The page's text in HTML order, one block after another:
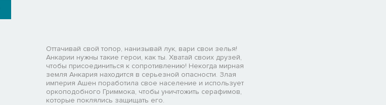
Оттачивай свой топор, нанизывай лук, вари свои зелья!
Анкарии нужны такие герои, как ты. Хватай своих друзей,
чтобы присоединиться к сопротивлению! Некогда мирная
земля Анкария находится в серьезной опасности. Злая
империя Ашен поработила свое население и использует
оркоподобного Гриммока, чтобы уничтожить серафимов,
которые поклялись защищать его.